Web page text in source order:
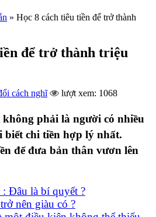
» Học 8 cách tiêu tiền để trở thành
để trở thành triệu
cách nghĩ lượt xem: 1068
phải là người có nhiều
biết chi tiền hợp lý nhất.
để đưa bản thân vươn lên
Đâu là bí quyết ?
nên giàu có ?